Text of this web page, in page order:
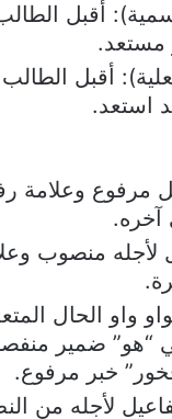
أقبل
مستعد.
أقبل
استعد.
مرفوع وعلامة
آخره.
منصوب
واو الحال
“هو” ضمير
خبر مرفوع.
لأجله من